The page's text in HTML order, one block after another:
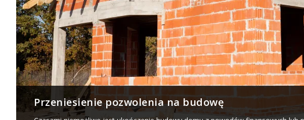
Przeniesienie pozwolenia na budowę